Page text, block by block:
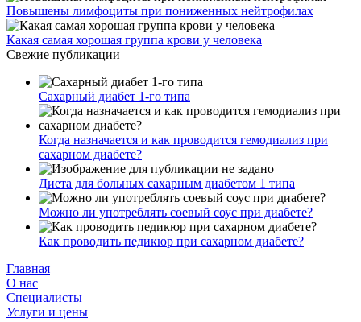
Повышены лимфоциты при пониженных нейтрофилах
Какая самая хорошая группа крови у человека
Свежие публикации
Сахарный диабет 1-го типа
Когда назначается и как проводится гемодиализ при
сахарном диабете?
Диета для больных сахарным диабетом 1 типа
Можно ли употреблять соевый соус при диабете?
Как проводить педикюр при сахарном диабете?
Главная
О нас
Cпециалисты
Услуги и цены